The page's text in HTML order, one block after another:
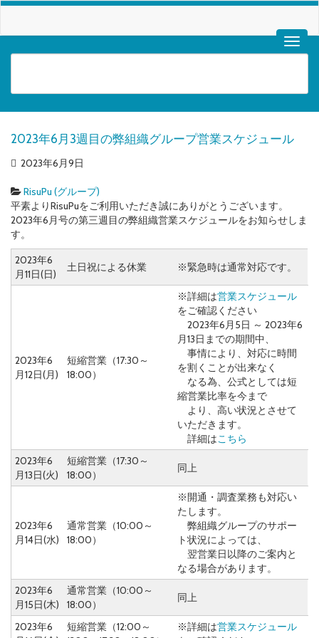
2023年6月3週目の弊組織グループ営業スケジュール
2023年6月9日
RisuPu (グループ)
平素よりRisuPuをご利用いただき誠にありがとうございます。
2023年6月号の第三週目の弊組織営業スケジュールをお知らせしま
す。
2023年6
月11日(日)
土日祝による休業 ※緊急時は通常対応です。
2023年6
月12日(月)
短縮営業（17:30～
18:00）
※詳細は営業スケジュール
をご確認ください
2023年6月5日 ～ 2023年6
月13日までの期間中、
事情により、対応に時間
を割くことが出来なく
なる為、公式としては短
縮営業比率を今まで
より、高い状況とさせて
いただきます。
詳細はこちら
2023年6
月13日(火)
短縮営業（17:30～
18:00）
同上
2023年6
月14日(水)
通常営業（10:00～
18:00）
※開通・調査業務も対応い
たします。
弊組織グループのサポー
ト状況によっては、
翌営業日以降のご案内と
なる場合があります。
2023年6
月15日(木)
通常営業（10:00～
18:00）
同上
2023年6
短縮営業（12:00～
※詳細は営業スケジュール